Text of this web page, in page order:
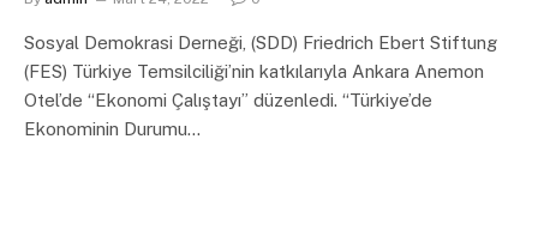
Sosyal Demokrasi Derneği, (SDD) Friedrich Ebert Stiftung
(FES) Türkiye Temsilciliği’nin katkılarıyla Ankara Anemon
Otel’de “Ekonomi Çalıştayı” düzenledi. “Türkiye’de
Ekonominin Durumu…